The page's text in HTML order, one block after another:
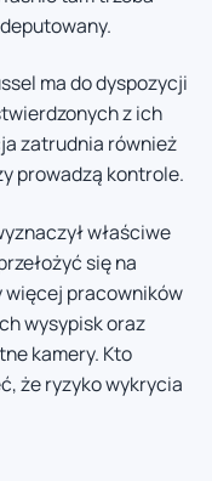
ma do dyspozycji
z ich
zatrudnia również
prowadzą kontrole.
właściwe
się na
więcej pracowników
wysypisk oraz
kamery. Kto
że ryzyko wykrycia